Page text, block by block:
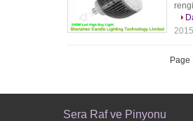
Page
Sera Raf ve Pinyonu